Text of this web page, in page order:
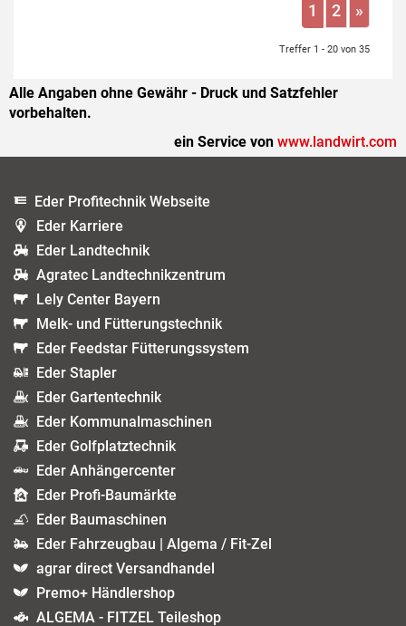
1 2 »
Treffer 1 - 20 von 35
Alle Angaben ohne Gewähr - Druck und Satzfehler
vorbehalten.
ein Service von www.landwirt.com
Eder Profitechnik Webseite
Eder Karriere
Eder Landtechnik
Agratec Landtechnikzentrum
Lely Center Bayern
Melk- und Fütterungstechnik
Eder Feedstar Fütterungssystem
Eder Stapler
Eder Gartentechnik
Eder Kommunalmaschinen
Eder Golfplatztechnik
Eder Anhängercenter
Eder Profi-Baumärkte
Eder Baumaschinen
Eder Fahrzeugbau | Algema / Fit-Zel
agrar direct Versandhandel
Premo+ Händlershop
ALGEMA - FITZEL Teileshop